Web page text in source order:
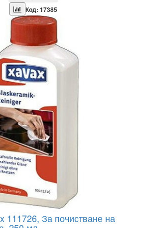
Код: 17385
111726, За почистване на